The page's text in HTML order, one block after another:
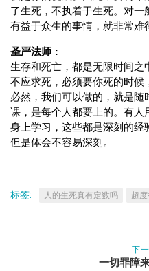
了生死，不执着于生死。对
有益于众生的事情，就非常难
圣严法师 ：
生存和死亡，都是无限时间
不应求死，必须要你死的时候
必然，我们可以做的，就是
课，是每个人都要上的。有人
身上学习，这些都是深刻的经
但是体会不容易深刻。
标签: 人的生死真有定数吗 超
下
一切罪障